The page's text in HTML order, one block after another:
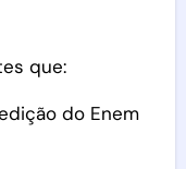
que:
do Enem